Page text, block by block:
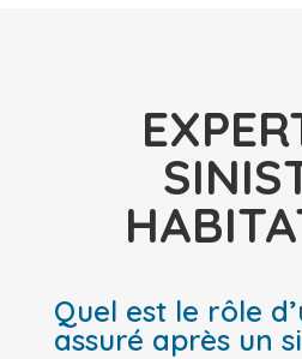
Quel est le rôle
assuré après un